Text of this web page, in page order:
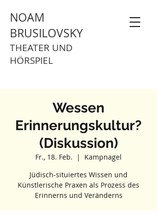
NOAM
BRUSILOVSKY
THEATER UND
HÖRSPIEL
Wessen
Erinnerungskultur?
(Diskussion)
Fr., 18. Feb.
  |
Kampnagel
Jüdisch-situiertes Wissen und
Künstlerische Praxen als Prozess des
Erinnerns und Veränderns